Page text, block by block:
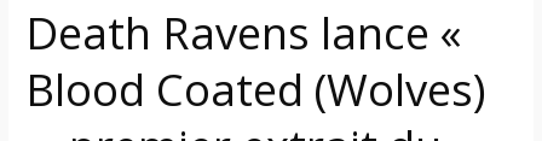
Death Ravens lance «
Blood Coated (Wolves)
groupe
metal